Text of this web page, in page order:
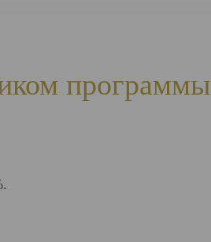
программы